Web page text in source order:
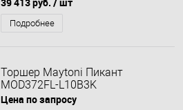
39 413 руб. / шт
Подробнее
Торшер Maytoni Пикант
MOD372FL-L10B3K
Цена по запросу